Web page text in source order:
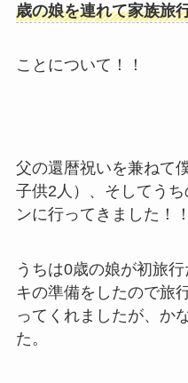
歳の娘を連れて家族旅
ことについて！！
父の還暦祝いを兼ねて
子供2人）、そしてう
ンに行ってきました！！
うちは0歳の娘が初旅
キの準備をしたので旅
ってくれましたが、か
た。